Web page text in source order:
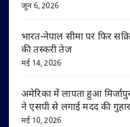
जून 6, 2026
भारत-नेपाल सीमा पर फिर
की तस्करी तेज
मई 14, 2026
अमेरिका में लापता हुआ
ने एसपी से लगाई मदद की गुहार
मई 10, 2026